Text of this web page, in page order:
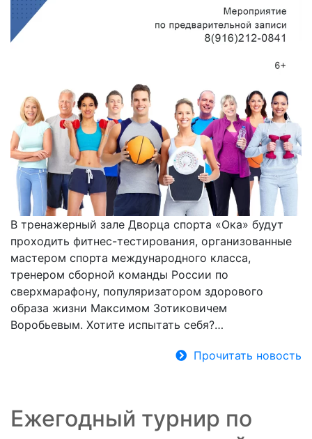
В тренажерный зале Дворца спорта «Ока» будут
проходить фитнес-тестирования, организованные
мастером спорта международного класса,
тренером сборной команды России по
сверхмарафону, популяризатором здорового
образа жизни Максимом Зотиковичем
Воробьевым. Хотите испытать себя?…
Прочитать новость
Ежегодный турнир по